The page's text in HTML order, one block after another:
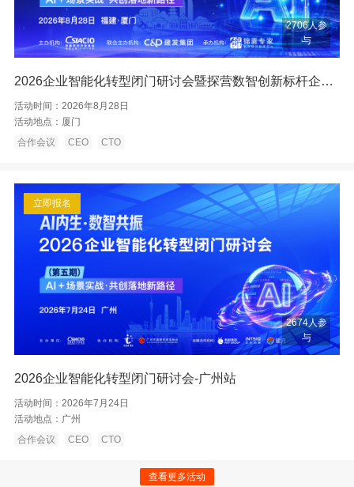
2706人参
与
2026企业智能化转型闭门研讨会暨探营数智创新标杆企业——厦门建发
活动时间： 2026年8月28日
活动地点： 厦门
合作会议
CEO CTO
立即报名
2674人参
与
2026企业智能化转型闭门研讨会-广州站
活动时间： 2026年7月24日
活动地点： 广州
合作会议
CEO CTO
查看更多活动